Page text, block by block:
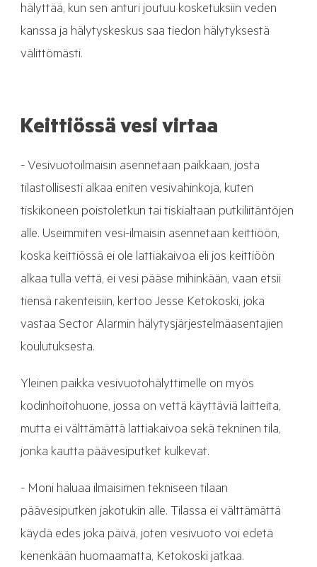
hälyttää, kun sen anturi joutuu kosketuksiin veden
kanssa ja hälytyskeskus saa tiedon hälytyksestä
välittömästi.
Keittiössä vesi virtaa
- Vesivuotoilmaisin asennetaan paikkaan, josta
tilastollisesti alkaa eniten vesivahinkoja, kuten
tiskikoneen poistoletkun tai tiskialtaan putkiliitäntöjen
alle. Useimmiten vesi-ilmaisin asennetaan keittiöön,
koska keittiössä ei ole lattiakaivoa eli jos keittiöön
alkaa tulla vettä, ei vesi pääse mihinkään, vaan etsii
tiensä rakenteisiin, kertoo Jesse Ketokoski, joka
vastaa Sector Alarmin hälytysjärjestelmäasentajien
koulutuksesta.
Yleinen paikka vesivuotohälyttimelle on myös
kodinhoitohuone, jossa on vettä käyttäviä laitteita,
mutta ei välttämättä lattiakaivoa sekä tekninen tila,
jonka kautta päävesiputket kulkevat.
- Moni haluaa ilmaisimen tekniseen tilaan
päävesiputken jakotukin alle. Tilassa ei välttämättä
käydä edes joka päivä, joten vesivuoto voi edetä
kenenkään huomaamatta, Ketokoski jatkaa.